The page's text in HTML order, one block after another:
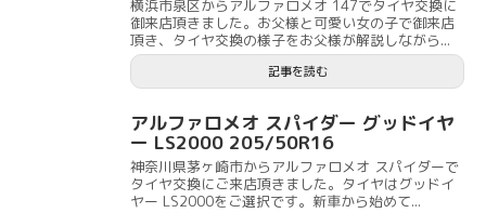
横浜市泉区からアルファロメオ 147でタイヤ交換に
御来店頂きました。お父様と可愛い女の子で御来店
頂き、タイヤ交換の様子をお父様が解説しながら...
記事を読む
アルファロメオ スパイダー グッドイヤ
ー LS2000 205/50R16
神奈川県茅ヶ崎市からアルファロメオ スパイダーで
タイヤ交換にご来店頂きました。タイヤはグッドイ
ヤー LS2000をご選択です。新車から始めて...